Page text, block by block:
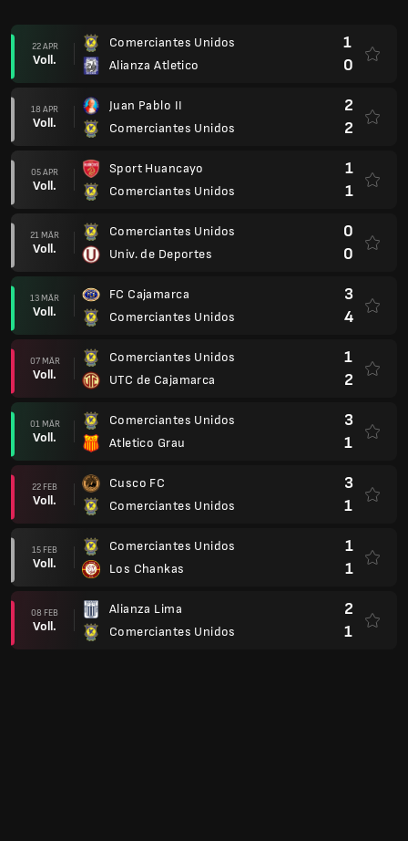
22 APR
Voll.
Comerciantes Unidos
Alianza Atletico
1
0
18 APR
Voll.
Juan Pablo II
Comerciantes Unidos
2
2
05 APR
Voll.
Sport Huancayo
Comerciantes Unidos
1
1
21 MÄR
Voll.
Comerciantes Unidos
Univ. de Deportes
0
0
13 MÄR
Voll.
FC Cajamarca
Comerciantes Unidos
3
4
07 MÄR
Voll.
Comerciantes Unidos
UTC de Cajamarca
1
2
01 MÄR
Voll.
Comerciantes Unidos
Atletico Grau
3
1
22 FEB
Voll.
Cusco FC
Comerciantes Unidos
3
1
15 FEB
Voll.
Comerciantes Unidos
Los Chankas
1
1
08 FEB
Voll.
Alianza Lima
Comerciantes Unidos
2
1